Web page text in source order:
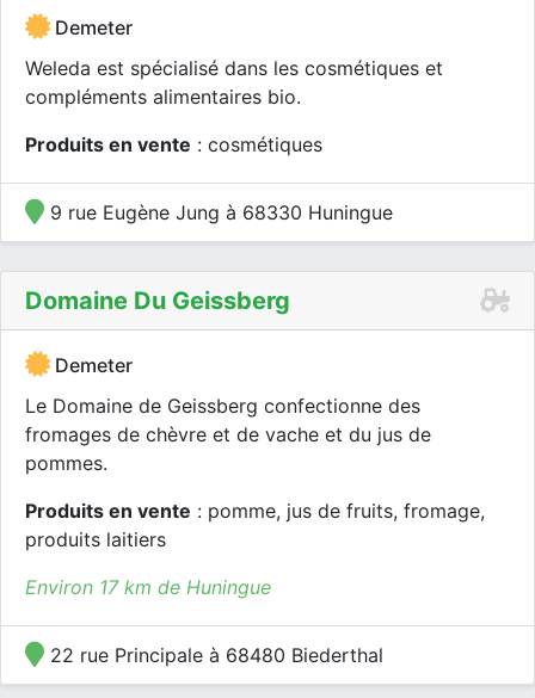
Demeter
Weleda est spécialisé dans les cosmétiques et
compléments alimentaires bio.
Produits en vente : cosmétiques
9 rue Eugène Jung à 68330 Huningue
Domaine Du Geissberg
Demeter
Le Domaine de Geissberg confectionne des
fromages de chèvre et de vache et du jus de
pommes.
Produits en vente : pomme, jus de fruits, fromage,
produits laitiers
Environ 17 km de Huningue
22 rue Principale à 68480 Biederthal